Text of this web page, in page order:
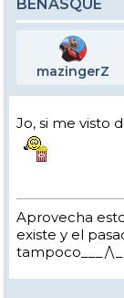
BENASQUE
mazingerZ
Jo, si me visto
Aprovecha
existe y el
tampoco___/